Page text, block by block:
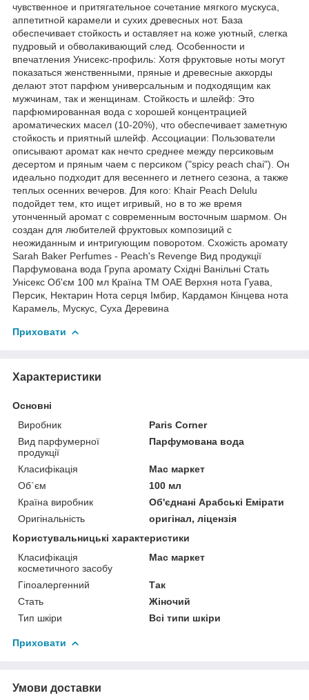
чувственное и притягательное сочетание мягкого мускуса,
аппетитной карамели и сухих древесных нот. База
обеспечивает стойкость и оставляет на коже уютный, слегка
пудровый и обволакивающий след. Особенности и
впечатления Унисекс-профиль: Хотя фруктовые ноты могут
показаться женственными, пряные и древесные аккорды
делают этот парфюм универсальным и подходящим как
мужчинам, так и женщинам. Стойкость и шлейф: Это
парфюмированная вода с хорошей концентрацией
ароматических масел (10-20%), что обеспечивает заметную
стойкость и приятный шлейф. Ассоциации: Пользователи
описывают аромат как нечто среднее между персиковым
десертом и пряным чаем с персиком ("spicy peach chai"). Он
идеально подходит для весеннего и летнего сезона, а также
теплых осенних вечеров. Для кого: Khair Peach Delulu
подойдет тем, кто ищет игривый, но в то же время
утонченный аромат с современным восточным шармом. Он
создан для любителей фруктовых композиций с
неожиданным и интригующим поворотом. Схожість аромату
Sarah Baker Perfumes - Peach's Revenge Вид продукції
Парфумована вода Група аромату Східні Ванільні Стать
Унісекс Об'єм 100 мл Країна ТМ ОАЕ Верхня нота Гуава,
Персик, Нектарин Нота серця Імбир, Кардамон Кінцева нота
Карамель, Мускус, Суха Деревина
Приховати
Характеристики
Основні
Виробник
Paris Corner
Вид парфумерної
продукції
Парфумована вода
Класифікація
Мас маркет
Об`єм
100 мл
Країна виробник
Об'єднані Арабські Емірати
Оригінальність
оригінал, ліцензія
Користувальницькі характеристики
Класифікація
косметичного засобу
Мас маркет
Гіпоалергенний
Так
Стать
Жіночий
Тип шкіри
Всі типи шкіри
Приховати
Умови доставки